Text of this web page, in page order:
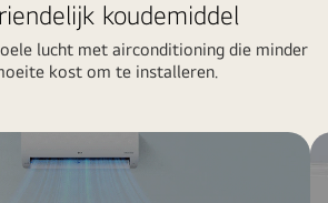
koudemiddel
lucht met airconditioning die minder
kost om te installeren.